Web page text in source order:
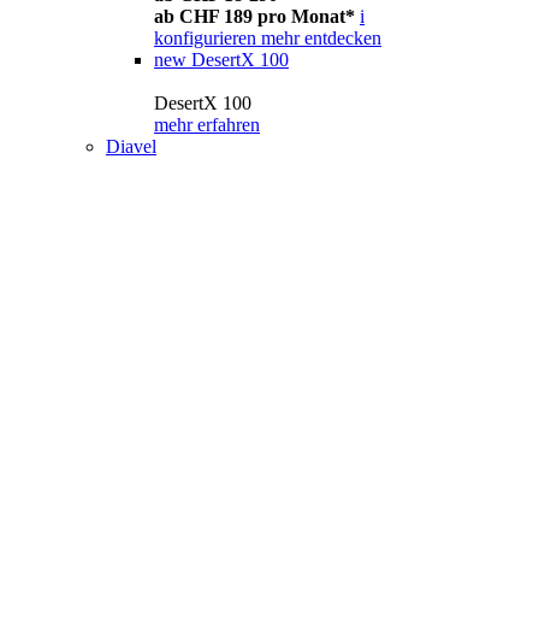
ab CHF 189 pro Monat* i
konfigurieren mehr entdecken
new DesertX 100
DesertX 100
mehr erfahren
Diavel